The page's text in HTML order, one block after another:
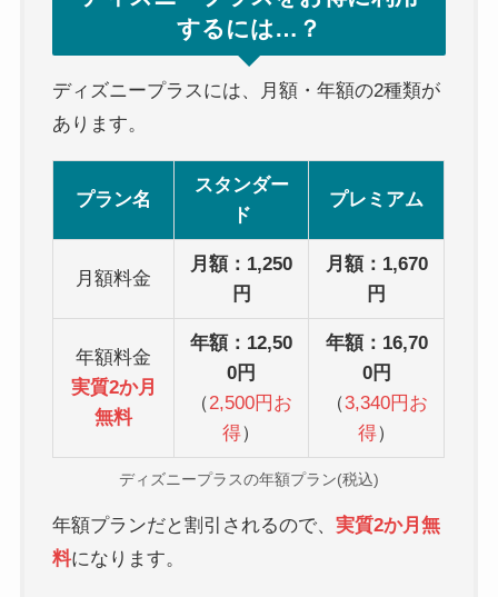
するには…？
ディズニープラスには、月額・年額の2種類が
あります。
プラン名
スタンダー
ド
プレミアム
月額料金
月額：1,250
円
月額：1,670
円
年額料金
実質2か月
無料
年額：12,50
0円
（2,500円お
得）
年額：16,70
0円
（3,340円お
得）
ディズニープラスの年額プラン(税込)
年額プランだと割引されるので、実質2か月無
料になります。